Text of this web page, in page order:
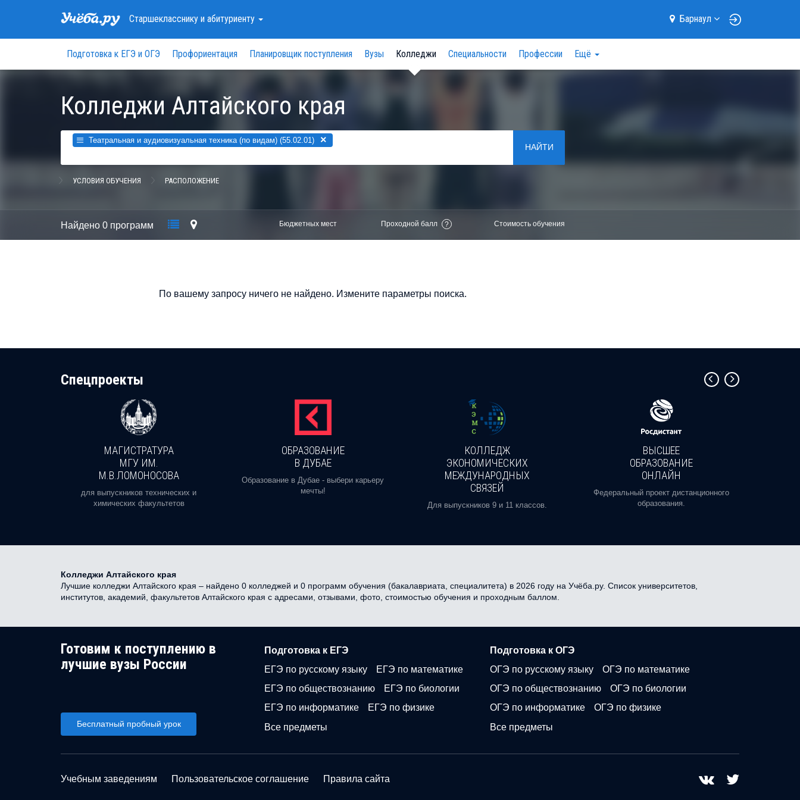
Старшеклассникуи абитуриенту Барнаул
Подготовка к ЕГЭ и ОГЭ Профориентация Планировщик поступления Вузы Колледжи Специальности Профессии Ещё
Колледжи Алтайского края
Театральная и аудиовизуальная техника (по видам) (55.02.01) ×
НАЙТИ
УСЛОВИЯ ОБУЧЕНИЯ РАСПОЛОЖЕНИЕ
Найдено 0 программ Бюджетных мест Проходной балл ? Стоимость обучения
По вашему запросу ничего не найдено. Измените параметры поиска.
Cпецпроекты
МАГИСТРАТУРА
МГУ ИМ.
М.В.ЛОМОНОСОВА
для выпускников технических и
химических факультетов
ОБРАЗОВАНИЕ
В ДУБАЕ
Образование в Дубае - выбери карьеру
мечты!
КОЛЛЕДЖ
ЭКОНОМИЧЕСКИХ
МЕЖДУНАРОДНЫХ
СВЯЗЕЙ
Для выпускников 9 и 11 классов.
ВЫСШЕЕ
ОБРАЗОВАНИЕ
ОНЛАЙН
Федеральный проект дистанционного
образования.
Колледжи Алтайского края
Лучшие колледжи Алтайского края – найдено 0 колледжей и 0 программ обучения (бакалавриата, специалитета) в 2026 году на Учёба.ру. Список университетов,
институтов, академий, факультетов Алтайского края с адресами, отзывами, фото, стоимостью обучения и проходным баллом.
Готовим к поступлению в
лучшие вузы России
Бесплатный пробный урок
Подготовка к ЕГЭ
ЕГЭ по русскому языку
ЕГЭ по математике
ЕГЭ по обществознанию
ЕГЭ по биологии
ЕГЭ по информатике
ЕГЭ по физике
Все предметы
Подготовка к ОГЭ
ОГЭ по русскому языку
ОГЭ по математике
ОГЭ по обществознанию
ОГЭ по биологии
ОГЭ по информатике
ОГЭ по физике
Все предметы
Учебным заведениям Пользовательское соглашение Правила сайта